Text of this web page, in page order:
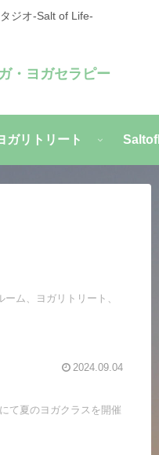
ジオ-Salt of Life-
・ヨガセラピー
ガリトリート
ム、ヨガリトリート、
2024.09.04
て夏のヨガクラスを開催